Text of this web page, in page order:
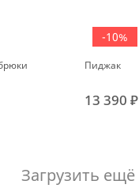
-10%
Пиджак
13 390 ₽
Загрузить ещё